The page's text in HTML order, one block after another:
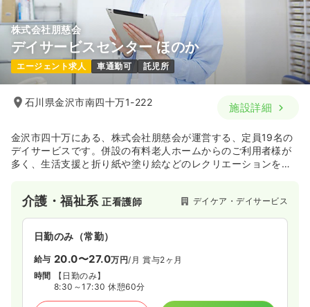
株式会社朋慈会
デイサービスセンター ほのか
エージェント求人 車通勤可 託児所
石川県金沢市南四十万1-222 施設詳細
金沢市四十万にある、株式会社朋慈会が運営する、定員19名の
デイサービスです。併設の有料老人ホームからのご利用者様が
多く、生活支援と折り紙や塗り絵などのレクリエーションを中
介護・福祉系正看護師 デイケア・デイサービス
日勤のみ（常勤）
給与 20.0〜27.0万円/月 賞与2ヶ月
時間
【日勤のみ】
8:30～17:30 休憩60分